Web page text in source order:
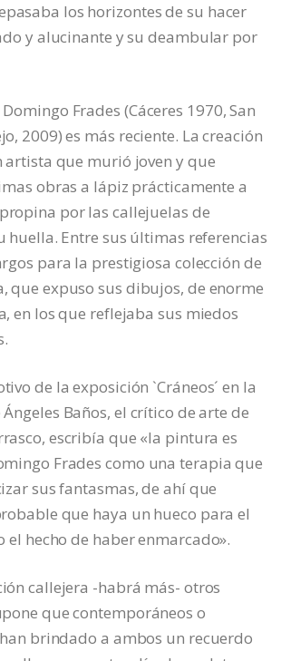
los horizontes de su hacer
y alucinante y su deambular por
Frades (Cáceres 1970, San
2009) es más reciente. La creación
que murió joven y que
obras a lápiz prácticamente a
por las callejuelas de
huella. Entre sus últimas referencias
para la prestigiosa colección de
que expuso sus dibujos, de enorme
en los que reflejaba sus miedos
de la exposición `Cráneos´ en la
Baños, el crítico de arte de
escribía que «la pintura es
Frades como una terapia que
sus fantasmas, de ahí que
que haya un hueco para el
el hecho de haber enmarcado».
callejera -habrá más- otros
que contemporáneos o
brindado a ambos un recuerdo